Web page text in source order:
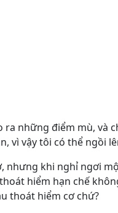
những điểm mù, và
vì vậy tôi có thể ngồi
nhưng khi nghỉ ngơi
hiểm hạn chế
thoát hiểm cơ chứ?